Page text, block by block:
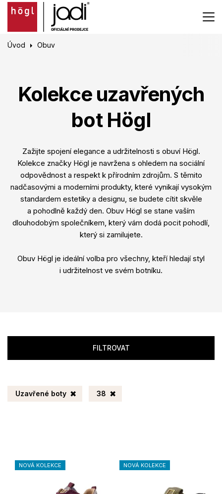
Úvod Obuv
Kolekce uzavřených
bot Högl
Zažijte spojení elegance a udržitelnosti s obuví Högl.
Kolekce značky Högl je navržena s ohledem na sociální
odpovědnost a respekt k přírodním zdrojům. S těmito
nadčasovými a moderními produkty, které vynikají vysokým
standardem estetiky a designu, se budete cítit skvěle
a pohodlně každý den. Obuv Högl se stane vaším
dlouhodobým společníkem, který vám dodá pocit pohodlí,
který si zamilujete.
Obuv Högl je ideální volba pro všechny, kteří hledají styl
i udržitelnost ve svém botníku.
FILTROVAT
Uzavřené boty 38
NOVÁ KOLEKCE NOVÁ KOLEKCE